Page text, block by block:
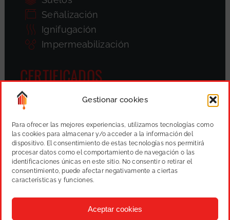
Gestionar cookies
Para ofrecer las mejores experiencias, utilizamos tecnologías como
las cookies para almacenar y/o acceder a la información del
dispositivo. El consentimiento de estas tecnologías nos permitirá
procesar datos como el comportamiento de navegación o las
identificaciones únicas en este sitio. No consentir o retirar el
consentimiento, puede afectar negativamente a ciertas
características y funciones.
Aceptar cookies
Señalización
Ignifugación
Impermeabilización
CERTIFICADOS